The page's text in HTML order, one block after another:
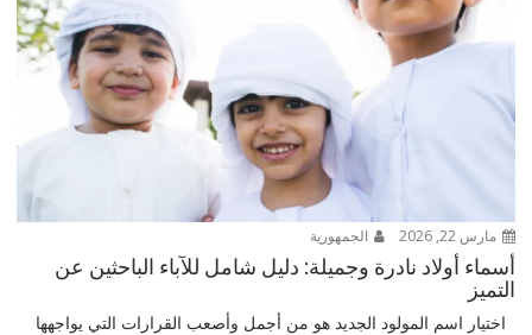
مارس 22, 2026 الجمهورية
أسماء أولاد نادرة وجميلة: دليل شامل للآباء الباحثين عن
التميز
اختيار اسم المولود الجديد هو من أجمل وأصعب القرارات التي يواجهها